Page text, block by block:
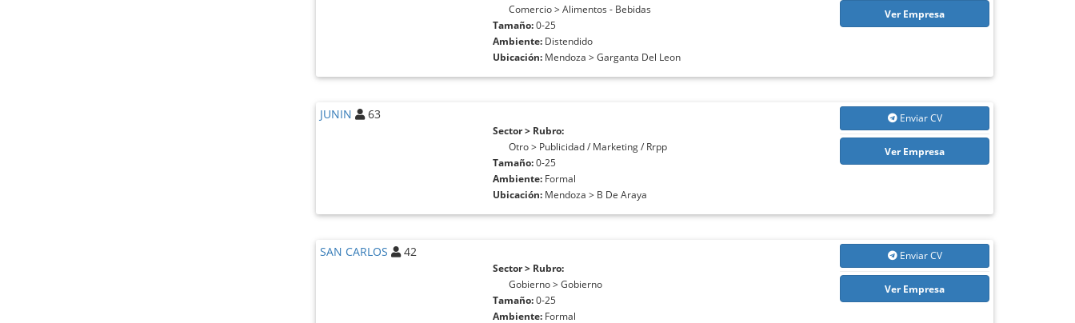
Comercio > Alimentos - Bebidas
Tamaño:0-25
Ambiente: Distendido
Ubicación: Mendoza > Garganta Del Leon
Ver Empresa
JUNIN 63
Sector > Rubro:
Otro > Publicidad / Marketing / Rrpp
Tamaño:0-25
Ambiente: Formal
Ubicación: Mendoza > B De Araya
Enviar CV
Ver Empresa
SAN CARLOS 42
Sector > Rubro:
Gobierno > Gobierno
Tamaño:0-25
Ambiente: Formal
Enviar CV
Ver Empresa